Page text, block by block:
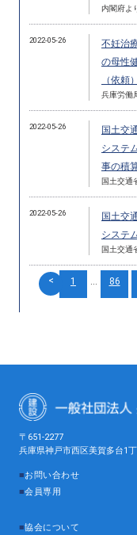
内閣府よ
2022-05-26
不妊治
の母性
（依頼）
兵庫労働
2022-05-26
国土交
システ
事の積
国土交通
2022-05-26
国土交
システ
国土交通
< 1 ... 86
〒651-2277
兵庫県神戸市西区美賀多台1
■お問い合わせ
■会員専用
■協会について